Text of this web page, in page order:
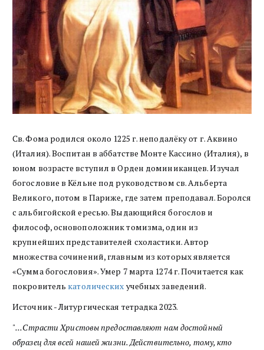
Св. Фома родился около 1225 г. неподалёку от г. Аквино
(Италия). Воспитан в аббатстве Монте Кассино (Италия), в
юном возрасте вступил в Орден доминиканцев. Изучал
богословие в Кёльне под руководством св. Альберта
Великого, потом в Париже, где затем преподавал. Боролся
с альбигойской ересью. Выдающийся богослов и
философ, основоположник томизма, один из
крупнейших представителей схоластики. Автор
множества сочинений, главным из которых является
«Сумма богословия». Умер 7 марта 1274 г. Почитается как
покровитель католических учебных заведений.
Источник - Литургическая тетрадка 2023.
"...Страсти Христовы предостав­ля­ют нам достойный
образец для всей нашей жизни. Дей­ствительно, тому, кто